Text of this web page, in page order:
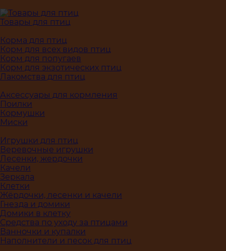
Товары для птиц
Корма для птиц
Корм для всех видов птиц
Корм для попугаев
Корм для экзотических птиц
Лакомства для птиц
Аксессуары для кормления
Поилки
Кормушки
Миски
Игрушки для птиц
Веревочные игрушки
Лесенки, жердочки
Качели
Зеркала
Клетки
Жёрдочки, лесенки и качели
Гнезда и домики
Домики в клетку
Средства по уходу за птицами
Ванночки и купалки
Наполнители и песок для птиц